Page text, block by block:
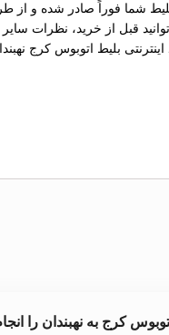
شما فوراً صادر شده و از
قبل از خرید، نظرات
بلیط اتوبوس کرج
کرج به نهبندان را